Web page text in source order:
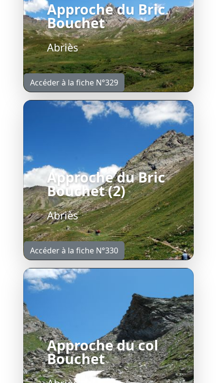
Approche du Bric
Bouchet
Abriès
Accéder à la fiche N°329
Approche du Bric
Bouchet (2)
Abriès
Accéder à la fiche N°330
Approche du col
Bouchet